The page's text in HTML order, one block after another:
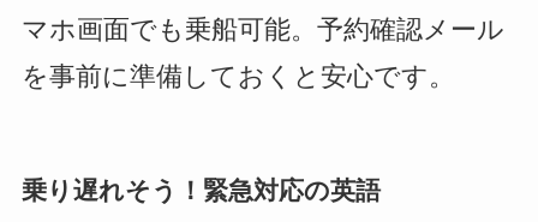
マホ画面でも乗船可能。予約確認メール
を事前に準備しておくと安心です。
乗り遅れそう！緊急対応の英語